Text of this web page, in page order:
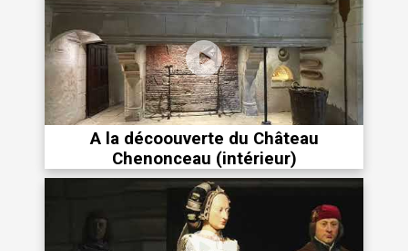
A la décoouverte du Château
Chenonceau (intérieur)